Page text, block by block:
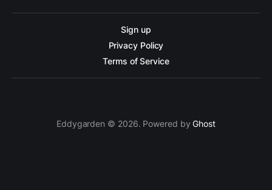
Sign up
Privacy Policy
Terms of Service
Eddygarden © 2026. Powered byGhost